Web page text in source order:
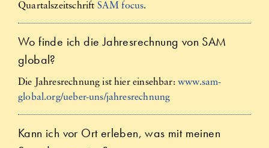
Quartalszeitschrift SAM focus.
Wo finde ich die Jahresrechnung von SAM
global?
Die Jahresrechnung ist hier einsehbar:www.sam-
global.org/ueber-uns/jahresrechnung
Kann ich vor Ort erleben, was mit meinen